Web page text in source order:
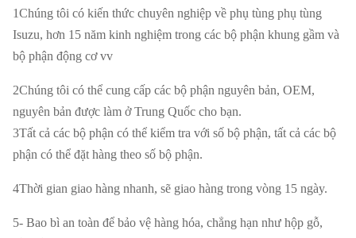
Thiết bị xe
Isuzu TFR54 NKR
Số phần
Giá cả
Có thể thương lượng, số lượng càng nhiều,
giá càng thấp
Bao bì
Trực quan / Tùy chỉnh cho nhu cầu của
1Chúng tôi có kiến thức chuyên nghiệp về phụ tùng phụ tùng
Isuzu, hơn 15 năm kinh nghiệm trong các bộ phận khung gầm và
bộ phận động cơ vv
2Chúng tôi có thể cung cấp các bộ phận nguyên bản, OEM,
nguyên bản được làm ở Trung Quốc cho bạn.
3Tất cả các bộ phận có thể kiểm tra với số bộ phận, tất cả các bộ
phận có thể đặt hàng theo số bộ phận.
4Thời gian giao hàng nhanh, sẽ giao hàng trong vòng 15 ngày.
5- Bao bì an toàn để bảo vệ hàng hóa, chẳng hạn như hộp gỗ,